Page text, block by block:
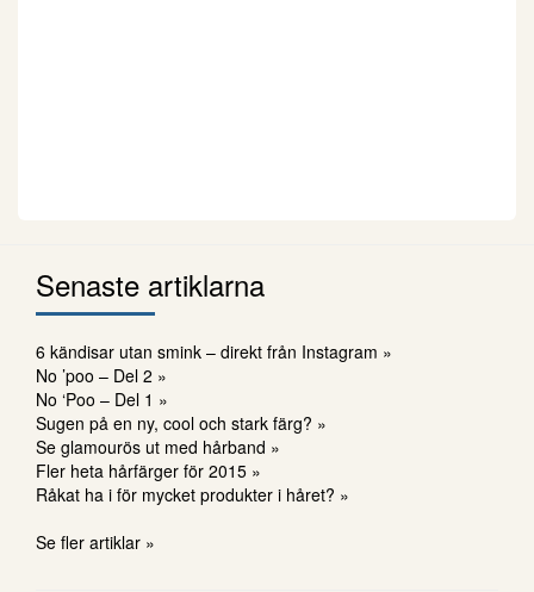
Senaste artiklarna
6 kändisar utan smink – direkt från Instagram »
No ’poo – Del 2 »
No ‘Poo – Del 1 »
Sugen på en ny, cool och stark färg? »
Se glamourös ut med hårband »
Fler heta hårfärger för 2015 »
Råkat ha i för mycket produkter i håret? »
Se fler artiklar »